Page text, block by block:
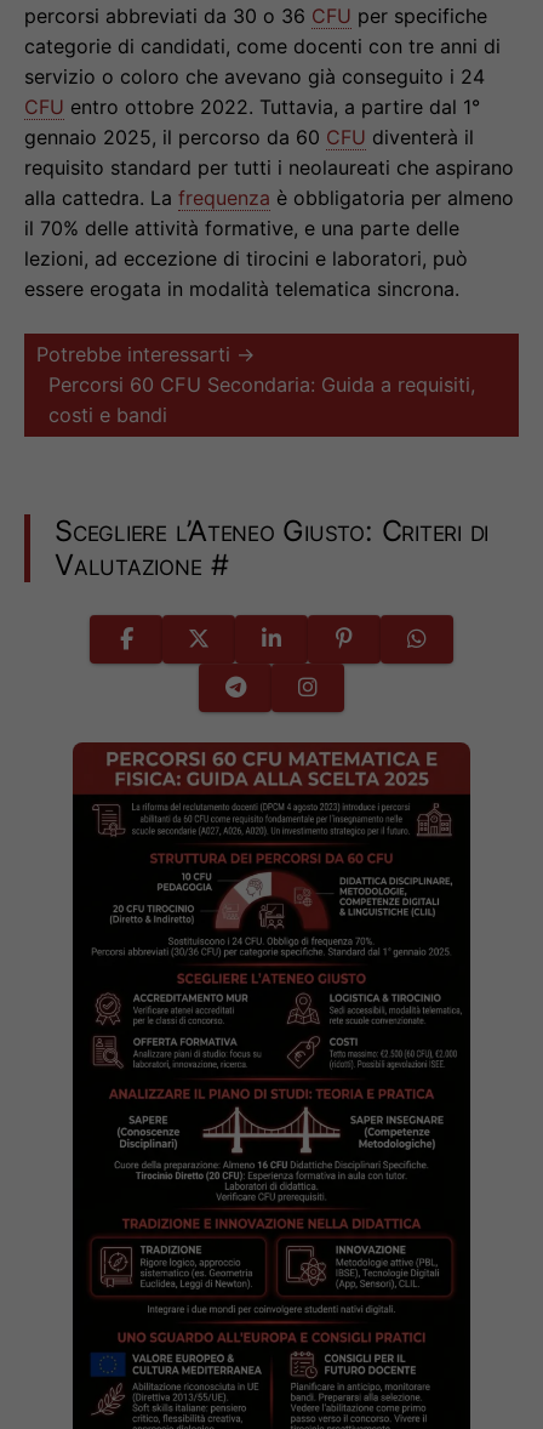
percorsi abbreviati da 30 o 36 CFU per specifiche
categorie di candidati, come docenti con tre anni di
servizio o coloro che avevano già conseguito i 24
CFU entro ottobre 2022. Tuttavia, a partire dal 1°
gennaio 2025, il percorso da 60 CFU diventerà il
requisito standard per tutti i neolaureati che aspirano
alla cattedra. La frequenza è obbligatoria per almeno
il 70% delle attività formative, e una parte delle
lezioni, ad eccezione di tirocini e laboratori, può
essere erogata in modalità telematica sincrona.
Potrebbe interessarti →
Percorsi 60 CFU Secondaria: Guida a requisiti,
costi e bandi
Scegliere l’Ateneo Giusto: Criteri di
Valutazione #